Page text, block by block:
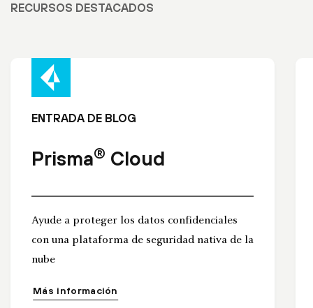
RECURSOS DESTACADOS
ENTRADA DE BLOG
Prisma® Cloud
Ayude a proteger los datos confidenciales
con una plataforma de seguridad nativa de la
nube
Más información